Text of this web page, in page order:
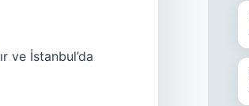
ve İstanbul’da